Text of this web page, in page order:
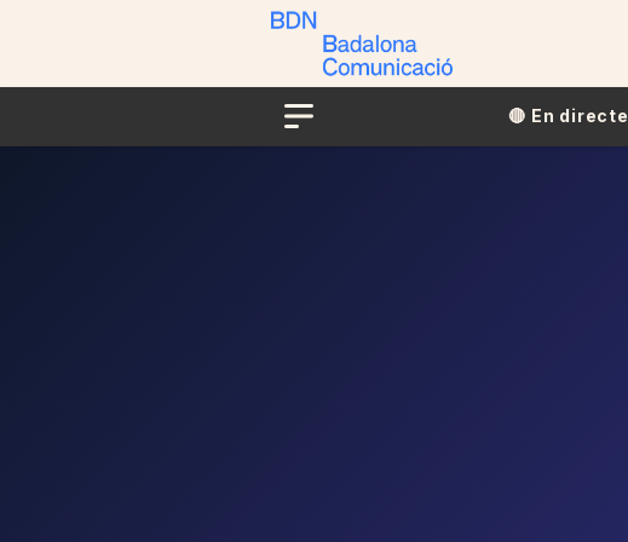
Menu
🔴​​ En directe